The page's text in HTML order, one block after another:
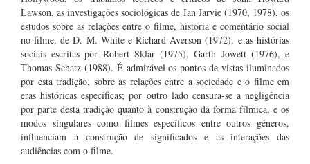
Lawson, as investigações sociológicas de Ian Jarvie (1970, 1978), os
estudos sobre as relações entre o filme, história e comentário social
no filme, de D. M. White e Richard Averson (1972), e as histórias
sociais escritas por Robert Sklar (1975), Garth Jowett (1976), e
Thomas Schatz (1988). É admirável os pontos de vistas iluminados
por esta tradição, sobre as relações entre a sociedade e o filme em
eras históricas específicas; por outro lado censura-se a negligência
por parte desta tradição quanto à construção da forma fílmica, e os
modos singulares como filmes específicos entre outros géneros,
influenciam a construção de significados e as interações das
audiências com o filme.